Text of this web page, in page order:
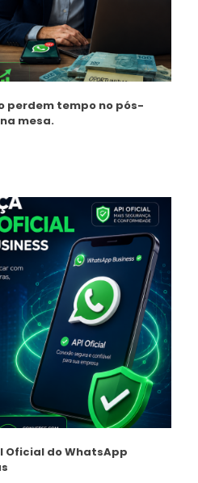
perdem tempo no pós-
mesa.
Oficial do WhatsApp